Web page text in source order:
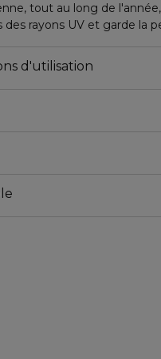
tout au long de
rayons UV et garde la
et ultra légère aide à
une réelle protection
ses pouvoirs
leur renouvellement
d'utilisation